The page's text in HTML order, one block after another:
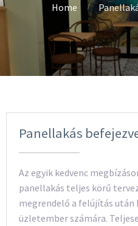
Home
Panellakás
Az egyik kedvenc
panellakás teljes körű
megrendelő a felújítás után
üzletember számára.